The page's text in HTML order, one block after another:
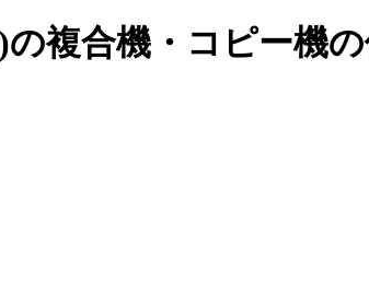
複合機・コピー機